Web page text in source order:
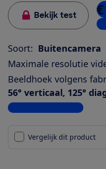
Bekijk test
4
Soort: Buitencamera
Maximale resolutie
Beeldhoek volgens
56° verticaal, 125°
Bekijk alle specificaties
Vergelijk dit product